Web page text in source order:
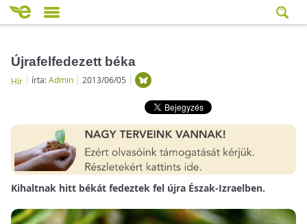
Újrafelfedezett béka
Hír írta:Admin 2013/06/05
Kihaltnak hitt békát fedeztek fel újra Észak-Izraelben.